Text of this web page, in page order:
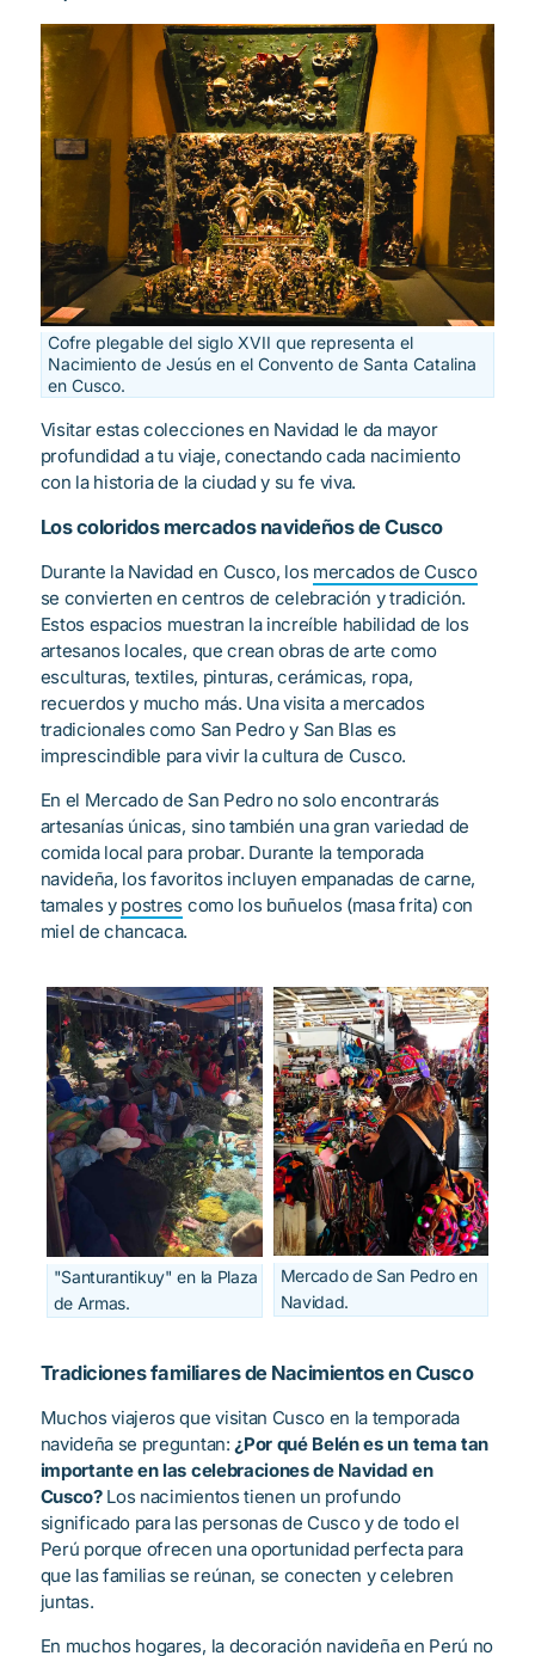
Cofre plegable del siglo XVII que representa el
Nacimiento de Jesús en el Convento de Santa Catalina
en Cusco.
Visitar estas colecciones en Navidad le da mayor
profundidad a tu viaje, conectando cada nacimiento
con la historia de la ciudad y su fe viva.
Los coloridos mercados navideños de Cusco
Durante la Navidad en Cusco, los mercados de Cusco
se convierten en centros de celebración y tradición.
Estos espacios muestran la increíble habilidad de los
artesanos locales, que crean obras de arte como
esculturas, textiles, pinturas, cerámicas, ropa,
recuerdos y mucho más. Una visita a mercados
tradicionales como San Pedro y San Blas es
imprescindible para vivir la cultura de Cusco.
En el Mercado de San Pedro no solo encontrarás
artesanías únicas, sino también una gran variedad de
comida local para probar. Durante la temporada
navideña, los favoritos incluyen empanadas de carne,
tamales y postres como los buñuelos (masa frita) con
miel de chancaca.
"Santurantikuy" en la Plaza
de Armas.
Mercado de San Pedro en
Navidad.
Tradiciones familiares de Nacimientos en Cusco
Muchos viajeros que visitan Cusco en la temporada
navideña se preguntan:¿Por qué Belén es un tema tan
importante en las celebraciones de Navidad en
Cusco?Los nacimientos tienen un profundo
significado para las personas de Cusco y de todo el
Perú porque ofrecen una oportunidad perfecta para
que las familias se reúnan, se conecten y celebren
juntas.
En muchos hogares, la decoración navideña en Perú no